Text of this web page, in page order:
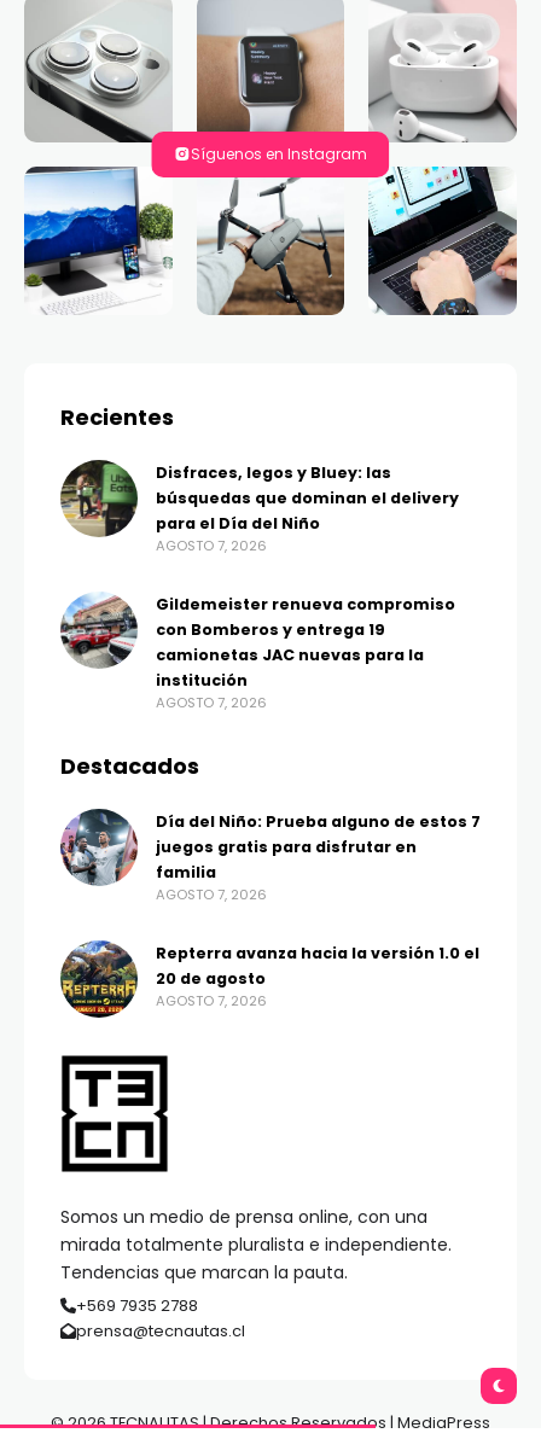
Síguenos en Instagram
Somos un medio de prensa online, con una
mirada totalmente pluralista e independiente.
Tendencias que marcan la pauta.
+569 7935 2788
prensa@tecnautas.cl
Recientes
Disfraces, legos y Bluey: las
búsquedas que dominan el delivery
para el Día del Niño
AGOSTO 7, 2026
Gildemeister renueva compromiso
con Bomberos y entrega 19
camionetas JAC nuevas para la
institución
AGOSTO 7, 2026
Destacados
Día del Niño: Prueba alguno de estos 7
juegos gratis para disfrutar en
familia
AGOSTO 7, 2026
Repterra avanza hacia la versión 1.0 el
20 de agosto
AGOSTO 7, 2026
© 2026 TECNAUTAS | Derechos Reservados | MediaPress